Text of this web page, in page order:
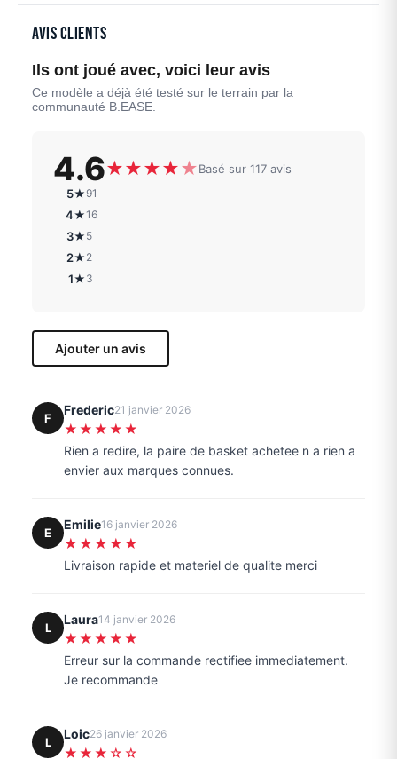
Avis clients
Ils ont joué avec, voici leur avis
Ce modèle a déjà été testé sur le terrain par la
communauté B.EASE.
4.6★★★★★Basé sur 117 avis
5★ 91
4★16
3★ 5
2★ 2
1★ 3
Ajouter un avis
F
Frederic21 janvier 2026
★★★★★
Rien a redire, la paire de basket achetee n a rien a
envier aux marques connues.
E
Emilie16 janvier 2026
★★★★★
Livraison rapide et materiel de qualite merci
L
Laura14 janvier 2026
★★★★★
Erreur sur la commande rectifiee immediatement.
Je recommande
L
Loic26 janvier 2026
★★★☆☆